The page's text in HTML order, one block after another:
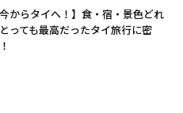
今からタイへ！】食・宿・景色どれ
っても最高だったタイ旅行に密